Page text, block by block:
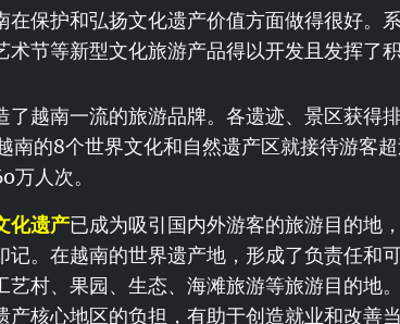
在保护和弘扬文化遗产价值方面做得很好。
术节等新型文化旅游产品得以开发且发挥了积
了越南一流的旅游品牌。各遗迹、景区获得
南的8个世界文化和自然遗产区就接待游客
万人次。
化遗产已成为吸引国内外游客的旅游目的地
记。在越南的世界遗产地，形成了负责任和
艺村、果园、生态、海滩旅游等旅游目的地
产核心地区的负担，有助于创造就业和改善